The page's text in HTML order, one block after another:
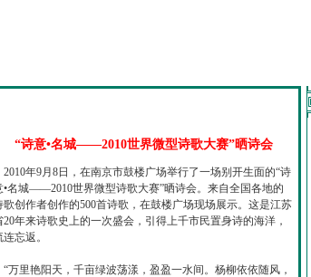
“诗意•名城——2010世界微型诗歌大赛”晒诗会
2010年9月8日，在南京市鼓楼广场举行了一场别开生面的“诗
•名城——2010世界微型诗歌大赛”晒诗会。来自全国各地的
歌创作者创作的500首诗歌，在鼓楼广场现场展示。这是江苏
20年来诗歌史上的一次盛会，引得上千市民置身诗的海洋，
连忘返。
“万里艳阳天，千亩绿波荡漾，盈盈一水间。杨柳依依随风，